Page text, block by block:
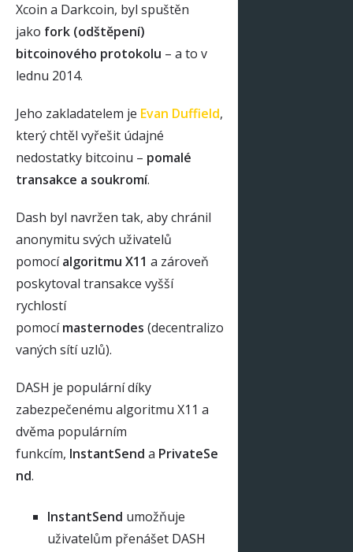
Xcoin a Darkcoin, byl spuštěn
jako fork (odštěpení)
bitcoinového protokolu – a to v
lednu 2014.
Jeho zakladatelem je Evan Duffield,
který chtěl vyřešit údajné
nedostatky bitcoinu – pomalé
transakce a soukromí.
Dash byl navržen tak, aby chránil
anonymitu svých uživatelů
pomocíalgoritmu X11 a zároveň
poskytoval transakce vyšší
rychlostí
pomocímasternodes (decentralizo
vaných sítí uzlů).
DASH je populární díky
zabezpečenému algoritmu X11 a
dvěma populárním
funkcím, InstantSend a PrivateSe
nd.
InstantSend umožňuje
uživatelům přenášet DASH